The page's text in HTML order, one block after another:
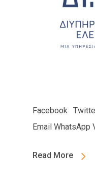
Facebook
Email WhatsApp
Read More